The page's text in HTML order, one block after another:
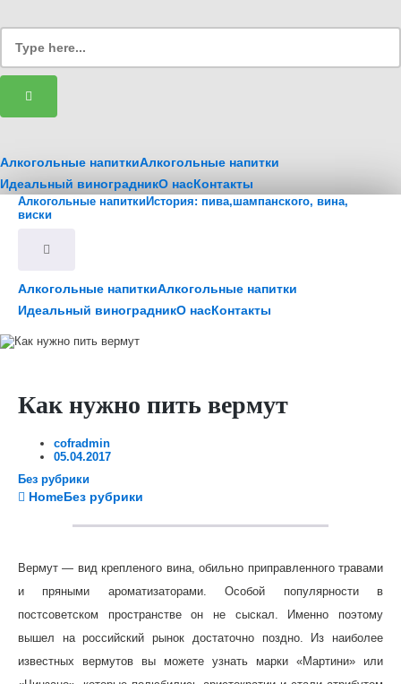
Алкогольные напиткиАлкогольные напитки
Идеальный виноградникО насКонтакты
Алкогольные напиткиИстория: пива,шампанского, вина,
виски
Алкогольные напиткиАлкогольные напитки
Идеальный виноградникО насКонтакты
Как нужно пить вермут
cofradmin
05.04.2017
Без рубрики
HomeБез рубрики
Вермут — вид крепленого вина, обильно приправленного травами
и пряными ароматизаторами. Особой популярности в
постсоветском пространстве он не сыскал. Именно поэтому
вышел на российский рынок достаточно поздно. Из наиболее
известных вермутов вы можете узнать марки «Мартини» или